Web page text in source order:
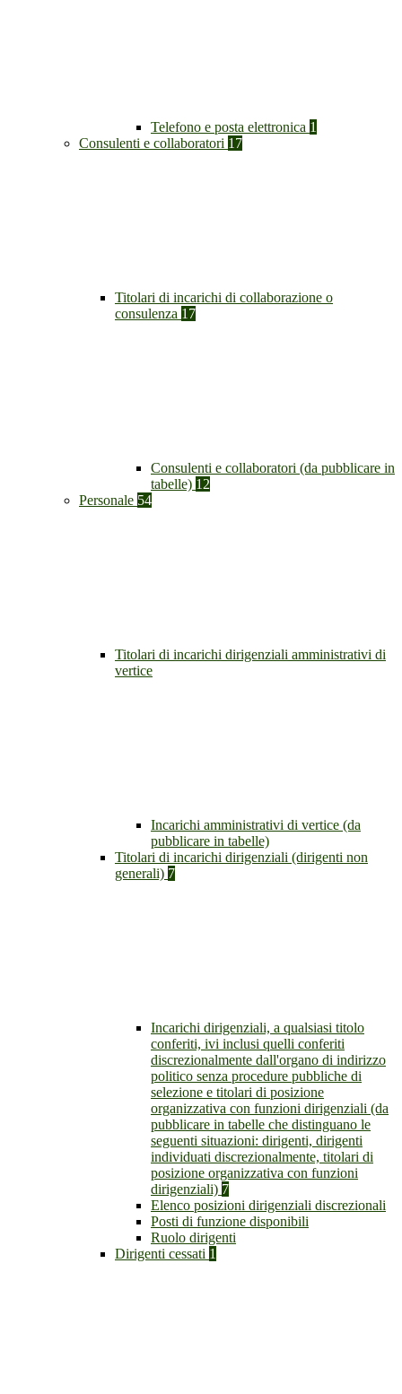
Telefono e posta elettronica 1
Consulenti e collaboratori 17
Titolari di incarichi di collaborazione o
consulenza 17
Consulenti e collaboratori (da pubblicare in
tabelle) 12
Personale 54
Titolari di incarichi dirigenziali amministrativi di
vertice
Incarichi amministrativi di vertice (da
pubblicare in tabelle)
Titolari di incarichi dirigenziali (dirigenti non
generali) 7
Incarichi dirigenziali, a qualsiasi titolo
conferiti, ivi inclusi quelli conferiti
discrezionalmente dall'organo di indirizzo
politico senza procedure pubbliche di
selezione e titolari di posizione
organizzativa con funzioni dirigenziali (da
pubblicare in tabelle che distinguano le
seguenti situazioni: dirigenti, dirigenti
individuati discrezionalmente, titolari di
posizione organizzativa con funzioni
dirigenziali) 7
Elenco posizioni dirigenziali discrezionali
Posti di funzione disponibili
Ruolo dirigenti
Dirigenti cessati 1